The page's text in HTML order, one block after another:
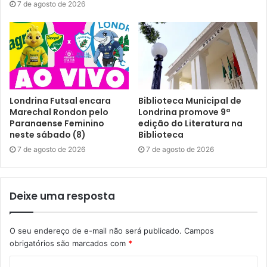
Ainda em maio, a cineasta e sonidista Bianca Martins vai
ministrar a oficina Narrativas Sonoras, entre os dias 26 e
30. Martins vai explorar o departamento de som de
produções audiovisuais, partindo dos conceitos básicos
de captação de som até a criação de trilhas sonoras. As
inscrições abrem dez dias antes das aulas começarem.
Nos meses de fevereiro, março e abril, foram ministradas
aulas de roteiro, direção criativa para documentários,
cinema feito por mulheres, produção cultural, figurino para
Sobre o projeto
2005 por meio do projeto Oficinas Kinoarte e dentro da
programação do Festival Kinoarte de Cinema. Vários
7 de agosto de 2026
Londrina Futsal encara
Marechal Rondon pelo
Paranaense Feminino
neste sábado (8)
7 de agosto de 2026
Biblioteca Municipal de
Londrina promove 9ª
edição do Literatura na
Biblioteca
7 de agosto de 2026
Deixe uma resposta
O seu endereço de e-mail não será publicado. Campos
obrigatórios são marcados com *